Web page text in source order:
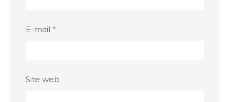
E-mail *
Site web